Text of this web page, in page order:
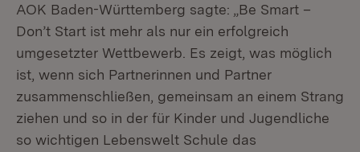
AOK Baden-Württemberg sagte: „Be Smart –
Don’t Start ist mehr als nur ein erfolgreich
umgesetzter Wettbewerb. Es zeigt, was möglich
ist, wenn sich Partnerinnen und Partner
zusammenschließen, gemeinsam an einem Strang
ziehen und so in der für Kinder und Jugendliche
so wichtigen Lebenswelt Schule das